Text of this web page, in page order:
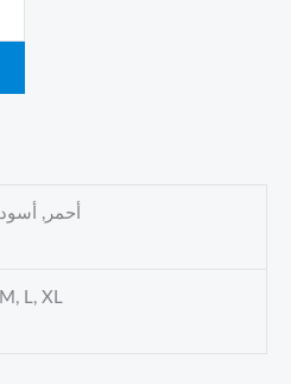
أحمر, أسود
M, L, XL